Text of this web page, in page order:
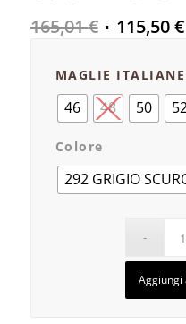
165,01€ 115,50€
MAGLIE ITALIANE
46 48 50
Colore
292 GRIGIO
Aggiungi